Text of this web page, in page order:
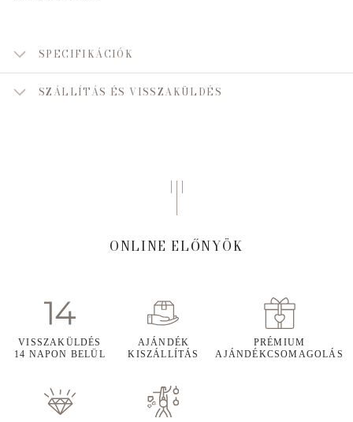
SPECIFIKÁCIÓK
SZÁLLÍTÁS ÉS VISSZAKÜLDÉS
ONLINE ELŐNYÖK
VISSZAKÜLDÉS
14 NAPON BELÜL
AJÁNDÉK
KISZÁLLÍTÁS
PRÉMIUM
AJÁNDÉKCSOMAGOLÁS